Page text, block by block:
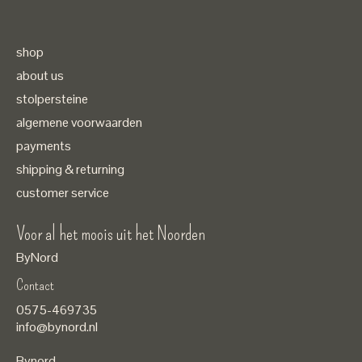
shop
about us
stolpersteine
algemene voorwaarden
payments
shipping & returning
customer service
Voor al het moois uit het Noorden
ByNord
Contact
0575-469735
info@bynord.nl